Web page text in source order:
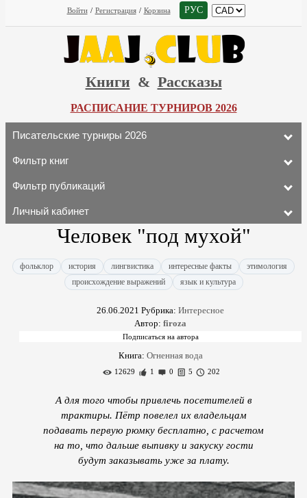
Войти / Регистрация / Корзина РУС
Книги & Рассказы
РАСПИСАНИЕ ТУРНИРОВ 2026
Писательские турниры 2026
Фильтр книг
Фильтр публикаций
Личный кабинет
Человек "под мухой"
фольклор история лингвистика интересные факты
этимология
происхождение выражений
язык и культура
26.06.2021 Рубрика: Интересное
Автор: firoza
Книга: Огненная вода
12629 1 0 5 202
А для того чтобы привлечь посетителей в
трактиры. Пётр повелел их владельцам
подавать первую рюмку бесплатно, с расчетом
на то, что дальше выпивку и закуску гости
будут заказывать уже за плату.